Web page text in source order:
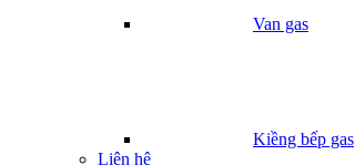
Van gas
Kiềng bếp gas
Liên hệ